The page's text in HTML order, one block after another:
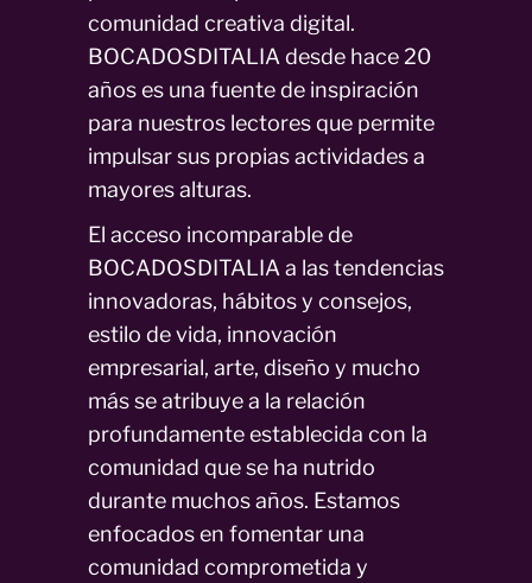
comunidad creativa digital.
BOCADOSDITALIA desde hace 20
años es una fuente de inspiración
para nuestros lectores que permite
impulsar sus propias actividades a
mayores alturas.
El acceso incomparable de
BOCADOSDITALIA a las tendencias
innovadoras, hábitos y consejos,
estilo de vida, innovación
empresarial, arte, diseño y mucho
más se atribuye a la relación
profundamente establecida con la
comunidad que se ha nutrido
durante muchos años. Estamos
enfocados en fomentar una
comunidad comprometida y